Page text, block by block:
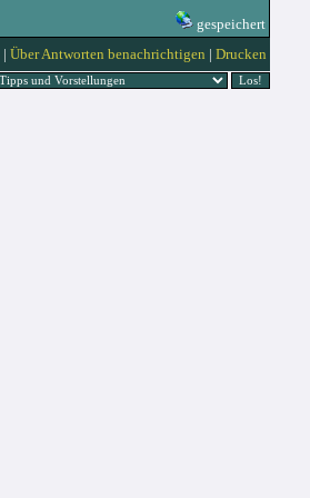
gespeichert
| Über Antworten benachrichtigen | Drucken